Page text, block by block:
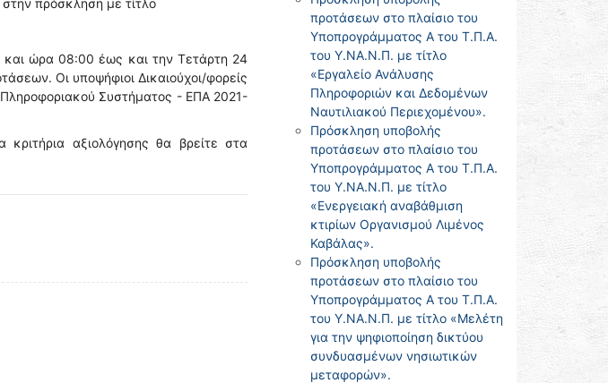
πρόσκληση με τίτλο
ώρα 08:00 έως και την Τετάρτη 24
Οι υποψήφιοι Δικαιούχοι/φορείς
Συστήματος - ΕΠΑ 2021-
κριτήρια αξιολόγησης θα βρείτε στα
προτάσεων στο πλαίσιο του
Υποπρογράμματος Α του Τ.Π.Α.
του Υ.ΝΑ.Ν.Π. με τίτλο
«Εργαλείο Ανάλυσης
Πληροφοριών και Δεδομένων
Ναυτιλιακού Περιεχομένου».
Πρόσκληση υποβολής
προτάσεων στο πλαίσιο του
Υποπρογράμματος Α του Τ.Π.Α.
του Υ.ΝΑ.Ν.Π. με τίτλο
«Ενεργειακή αναβάθμιση
κτιρίων Οργανισμού Λιμένος
Καβάλας».
Πρόσκληση υποβολής
προτάσεων στο πλαίσιο του
Υποπρογράμματος Α του Τ.Π.Α.
του Υ.ΝΑ.Ν.Π. με τίτλο «Μελέτη
για την ψηφιοποίηση δικτύου
συνδυασμένων νησιωτικών
μεταφορών».